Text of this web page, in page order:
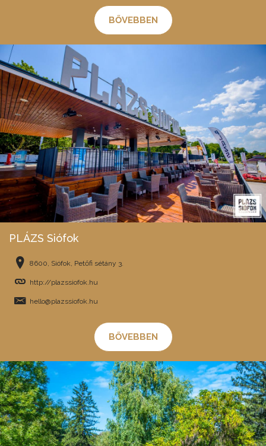
BŐVEBBEN
PLÁZS Siófok
8600, Siófok, Petőfi sétány 3.
http://plazssiofok.hu
hello@plazssiofok.hu
BŐVEBBEN